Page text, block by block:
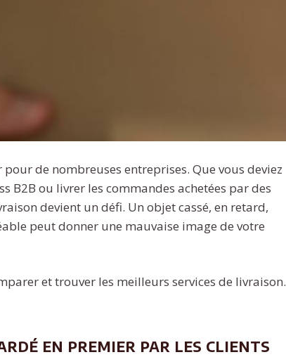
de nombreuses entreprises. Que vous deviez
B2B ou livrer les commandes achetées par des
devient un défi. Un objet cassé, en retard,
peut donner une mauvaise image de votre
et trouver les meilleurs services de livraison.
en premier par les clients